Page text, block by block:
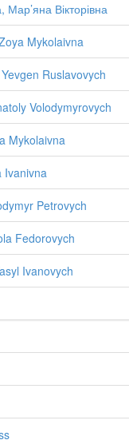
Мар’яна Вікторівна
Mykolaivna
Ruslavovych
Volodymyrovych
Mykolaivna
Ivanivna
Petrovych
Fedorovych
Ivanovych